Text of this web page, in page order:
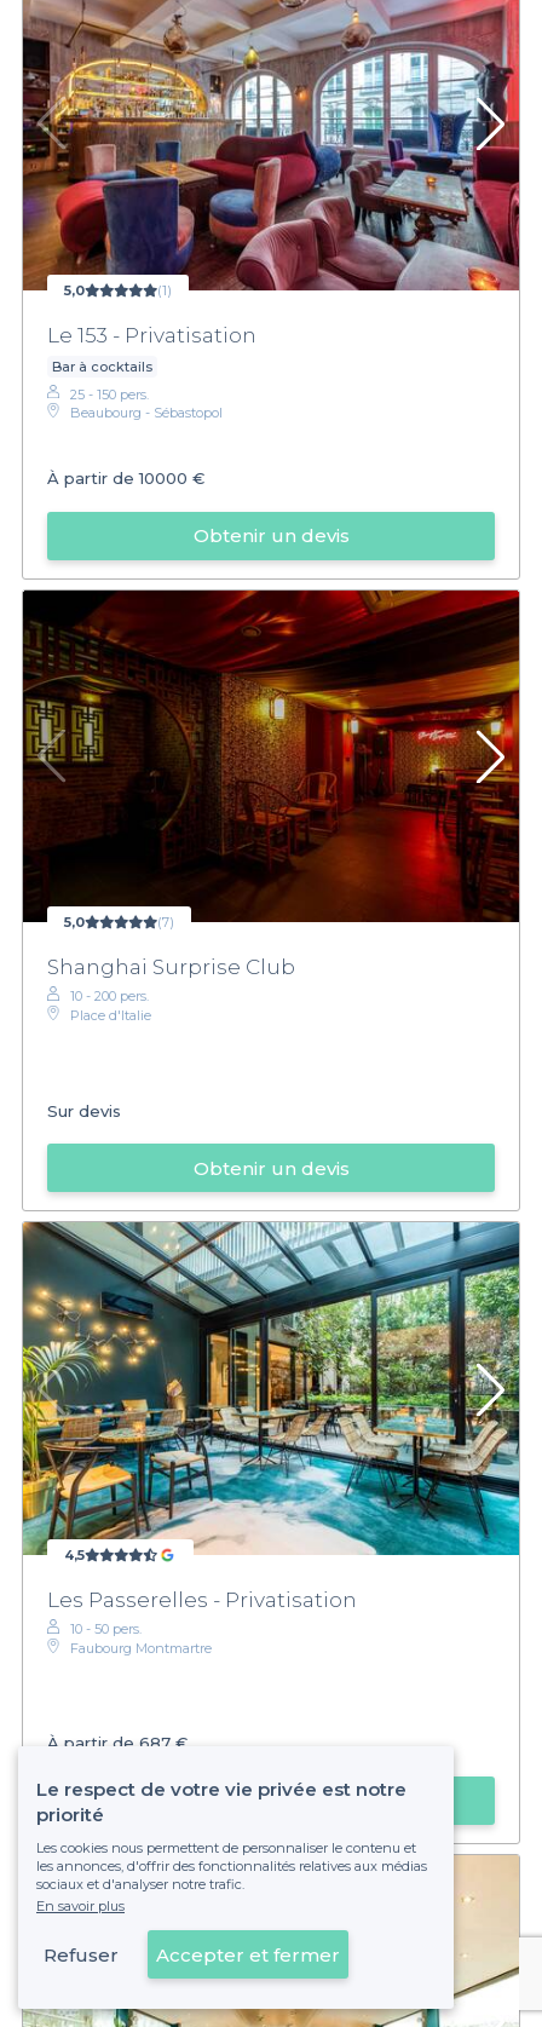
5,0 (1)
Le 153 - Privatisation
Bar à cocktails
25 - 150 pers.
Beaubourg - Sébastopol
À partir de10000 €
Obtenir un devis
5,0 (7)
Shanghai Surprise Club
10 - 200 pers.
Place d'Italie
Sur devis
Obtenir un devis
4,5
Les Passerelles - Privatisation
10 - 50 pers.
Faubourg Montmartre
À partir de 687 €
Obtenir un devis
Voir sur la carte
Le respect de votre vie privée est notre
priorité
Les cookies nous permettent de personnaliser le contenu et
les annonces, d'offrir des fonctionnalités relatives aux médias
sociaux et d'analyser notre trafic.
En savoir plus
Refuser Accepter et fermer